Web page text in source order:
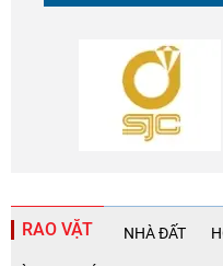
RAO VẶT NHÀ ĐẤT